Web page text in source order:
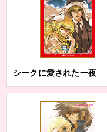
シークに愛された一夜